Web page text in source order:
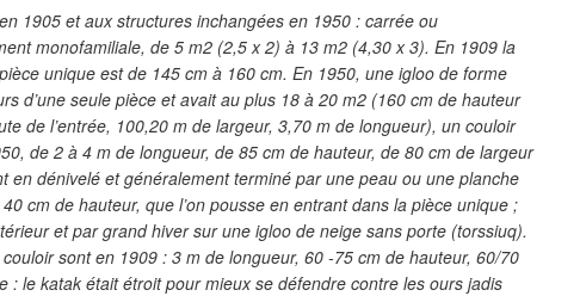
1905 et aux structures inchangées en 1950 : carrée ou
monofamiliale, de 5 m2 (2,5 x 2) à 13 m2 (4,30 x 3). En 1909 la
unique est de 145 cm à 160 cm. En 1950, une igloo de forme
d’une seule pièce et avait au plus 18 à 20 m2 (160 cm de hauteur
de l’entrée, 100,20 m de largeur, 3,70 m de longueur), un couloir
de 2 à 4 m de longueur, de 85 cm de hauteur, de 80 cm de largeur
en dénivelé et généralement terminé par une peau ou une planche
cm de hauteur, que l’on pousse en entrant dans la pièce unique ;
et par grand hiver sur une igloo de neige sans porte (torssiuq).
sont en 1909 : 3 m de longueur, 60 -75 cm de hauteur, 60/70
: le katak était étroit pour mieux se défendre contre les ours jadis